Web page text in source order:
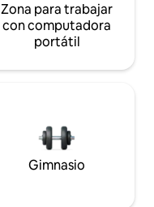
Zona para trabajar
con computadora
portátil
Gimnasio